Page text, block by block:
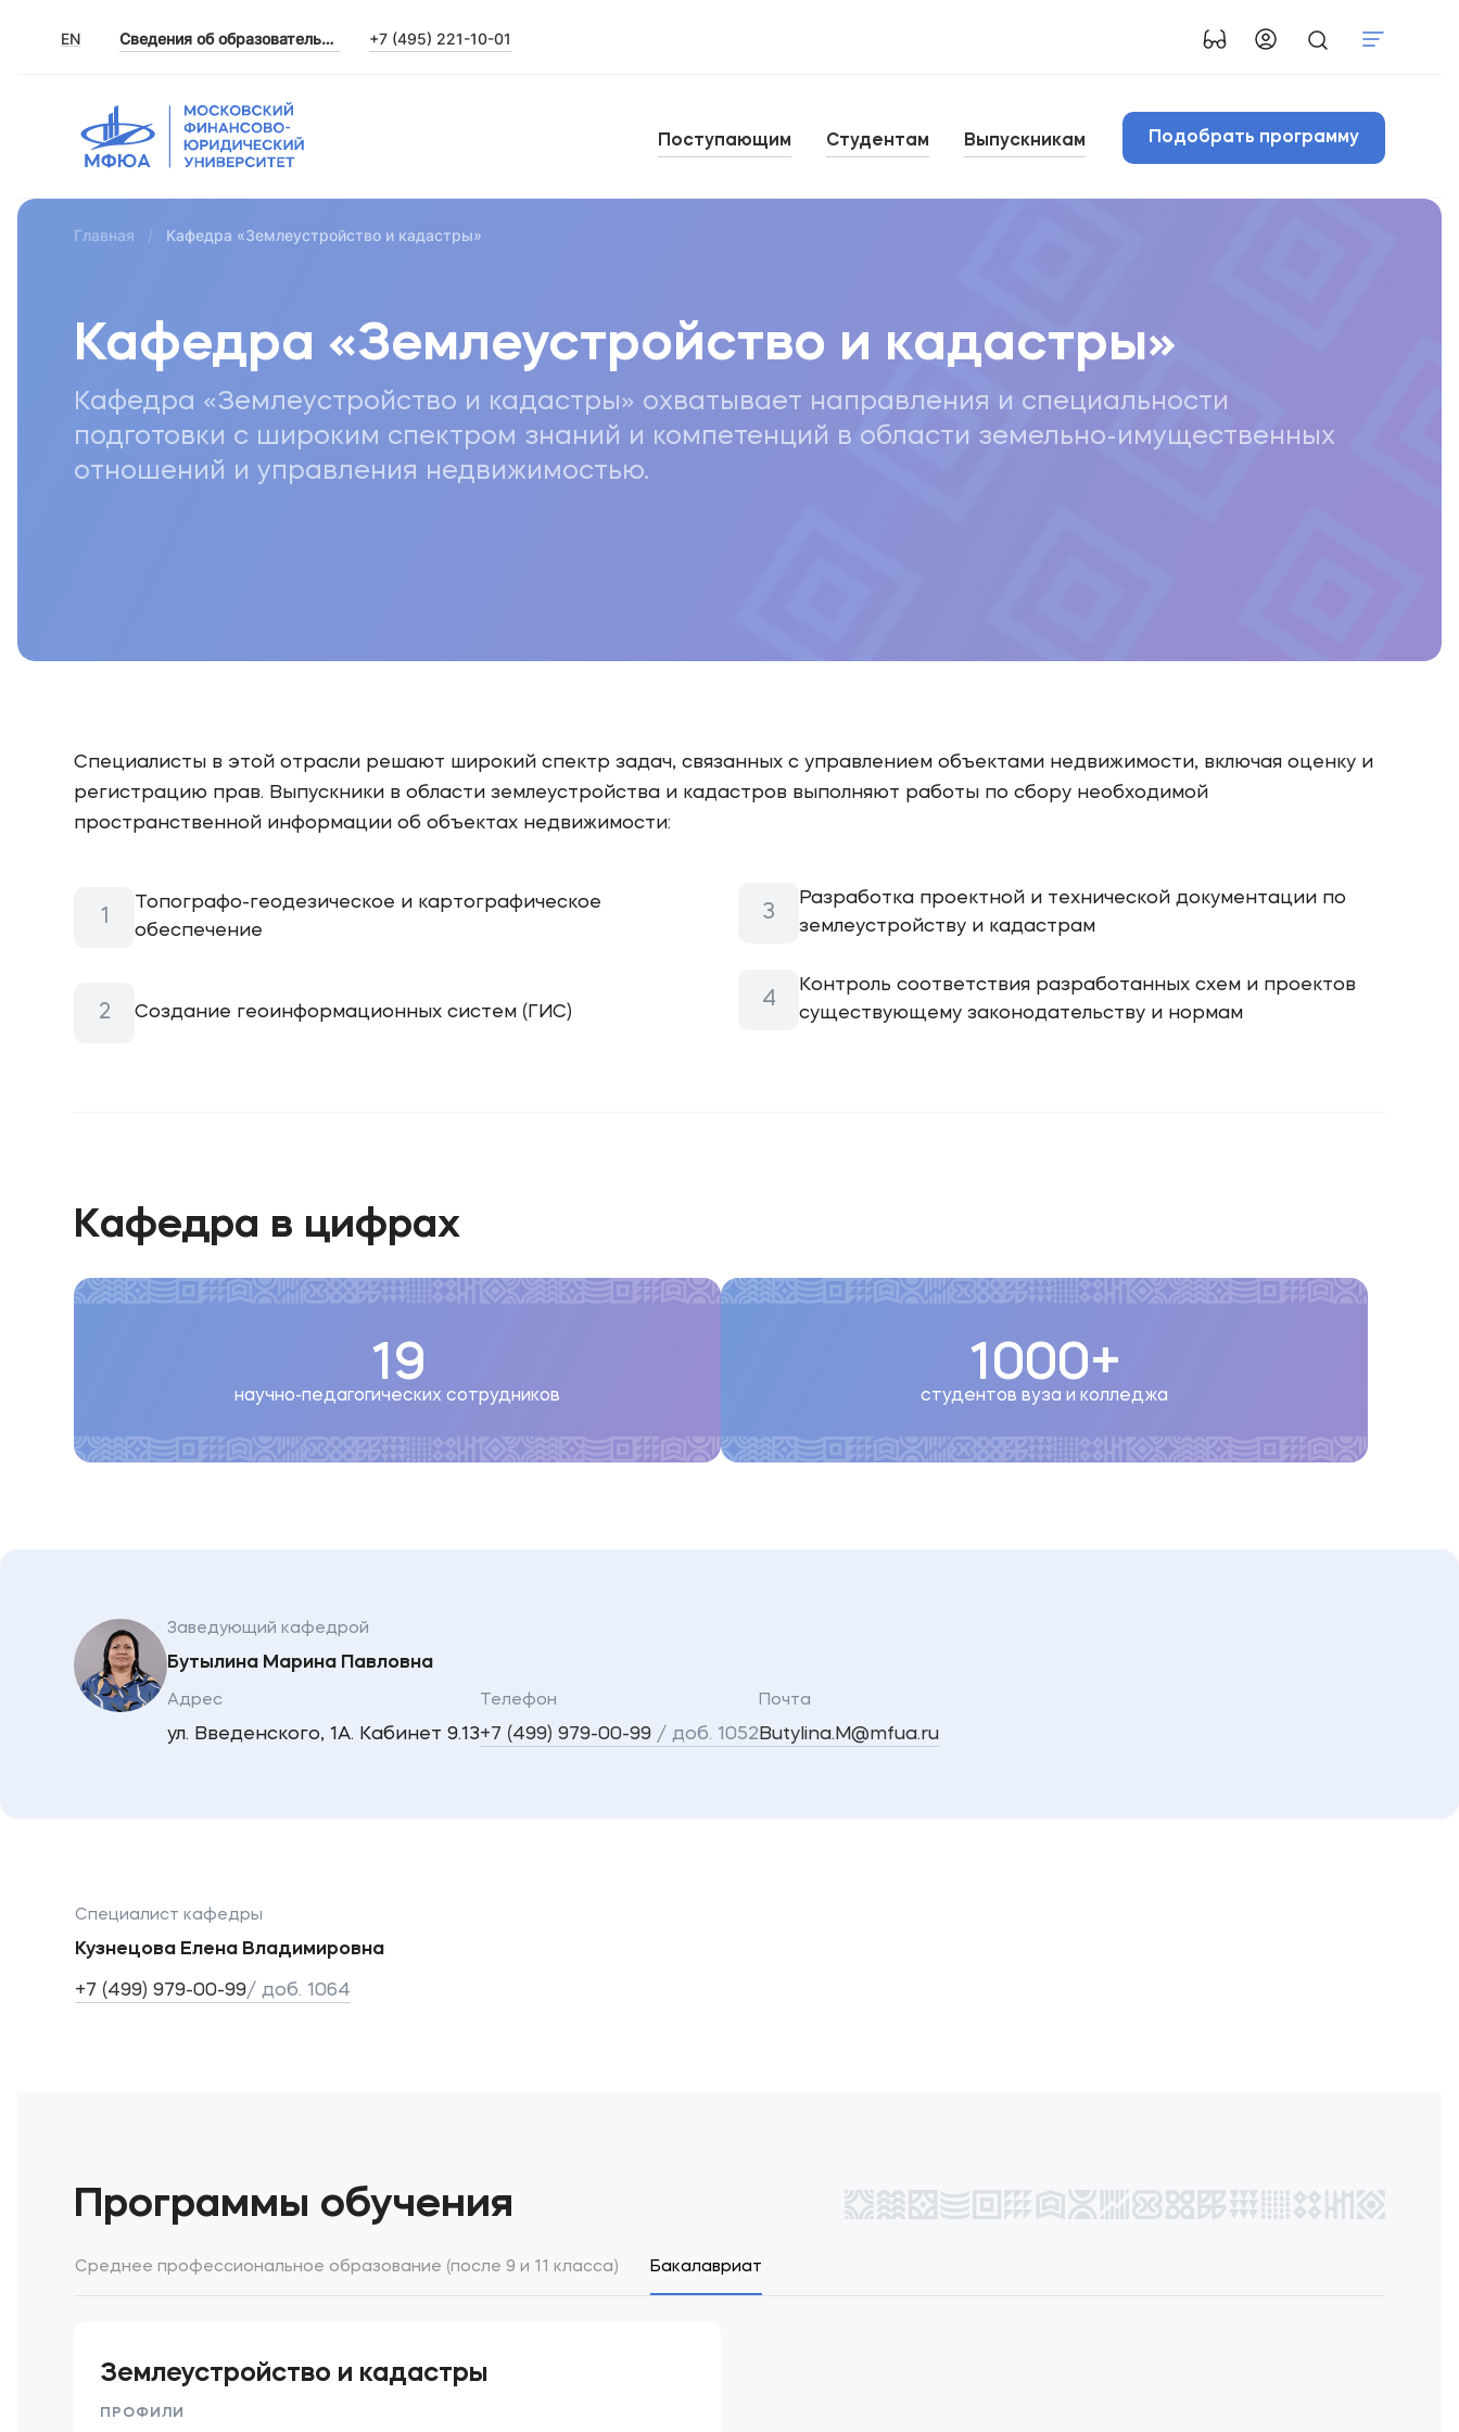
EN Сведения об образовательной организации +7 (495) 221-10-01
Поступающим Студентам Выпускникам Подобрать программу
Главная Кафедра «Землеустройство и кадастры»
Кафедра «Землеустройство и кадастры»
Кафедра «Землеустройство и кадастры» охватывает направления и специальности
подготовки с широким спектром знаний и компетенций в области земельно-имущественных
отношений и управления недвижимостью.
Специалисты в этой отрасли решают широкий спектр задач, связанных с управлением объектами недвижимости, включая оценку и
регистрацию прав. Выпускники в области землеустройства и кадастров выполняют работы по сбору необходимой
пространственной информации об объектах недвижимости:
Топографо-геодезическое и картографическое
обеспечение
Создание геоинформационных систем (ГИС)
Разработка проектной и технической документации по
землеустройству и кадастрам
Контроль соответствия разработанных схем и проектов
существующему законодательству и нормам
Кафедра в цифрах
19
научно-педагогических сотрудников
1000+
студентов вуза и колледжа
Заведующий кафедрой
Бутылина Марина Павловна
Адрес
ул. Введенского, 1А. Кабинет 9.13
Телефон
+7 (499) 979-00-99 / доб. 1052
Почта
Butylina.M@mfua.ru
Специалист кафедры
Кузнецова Елена Владимировна
+7 (499) 979-00-99/ доб. 1064
Программы обучения
Среднее профессиональное образование (после 9 и 11 класса) Бакалавриат
Землеустройство и кадастры
ПРОФИЛИ